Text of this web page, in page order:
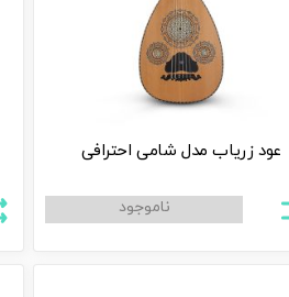
عود زریاب مدل شامی احترافی